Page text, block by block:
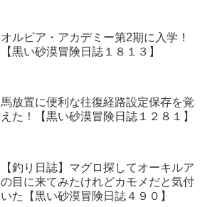
オルビア・アカデミー第2期に入学！
【黒い砂漠冒険日誌１８１３】
馬放置に便利な往復経路設定保存を覚
えた！【黒い砂漠冒険日誌１２８１】
【釣り日誌】マグロ探してオーキルア
の目に来てみたけれどカモメだと気付
いた【黒い砂漠冒険日誌４９０】